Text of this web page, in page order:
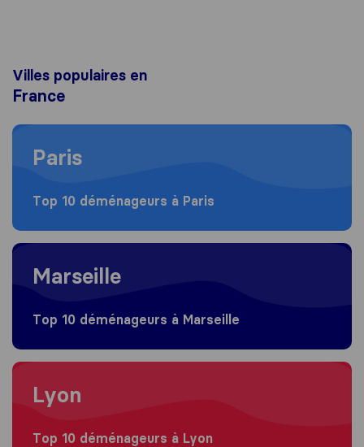
Villes populaires en
France
Moving to Paris
Paris
Top 10 déménageurs à Paris
Moving to Marseille
Marseille
Top 10 déménageurs à Marseille
Moving to Lyon
Lyon
Top 10 déménageurs à Lyon